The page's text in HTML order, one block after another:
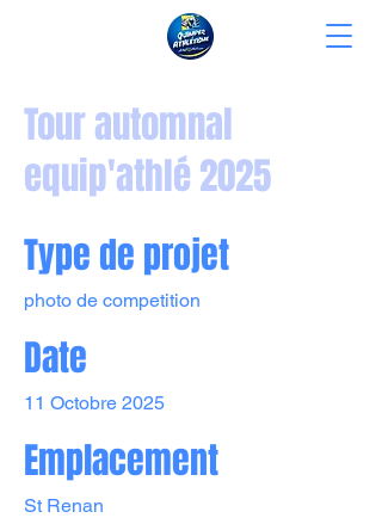
Tour automnal
equip'athlé 2025
Type de projet
photo de competition
Date
11 Octobre 2025
Emplacement
St Renan